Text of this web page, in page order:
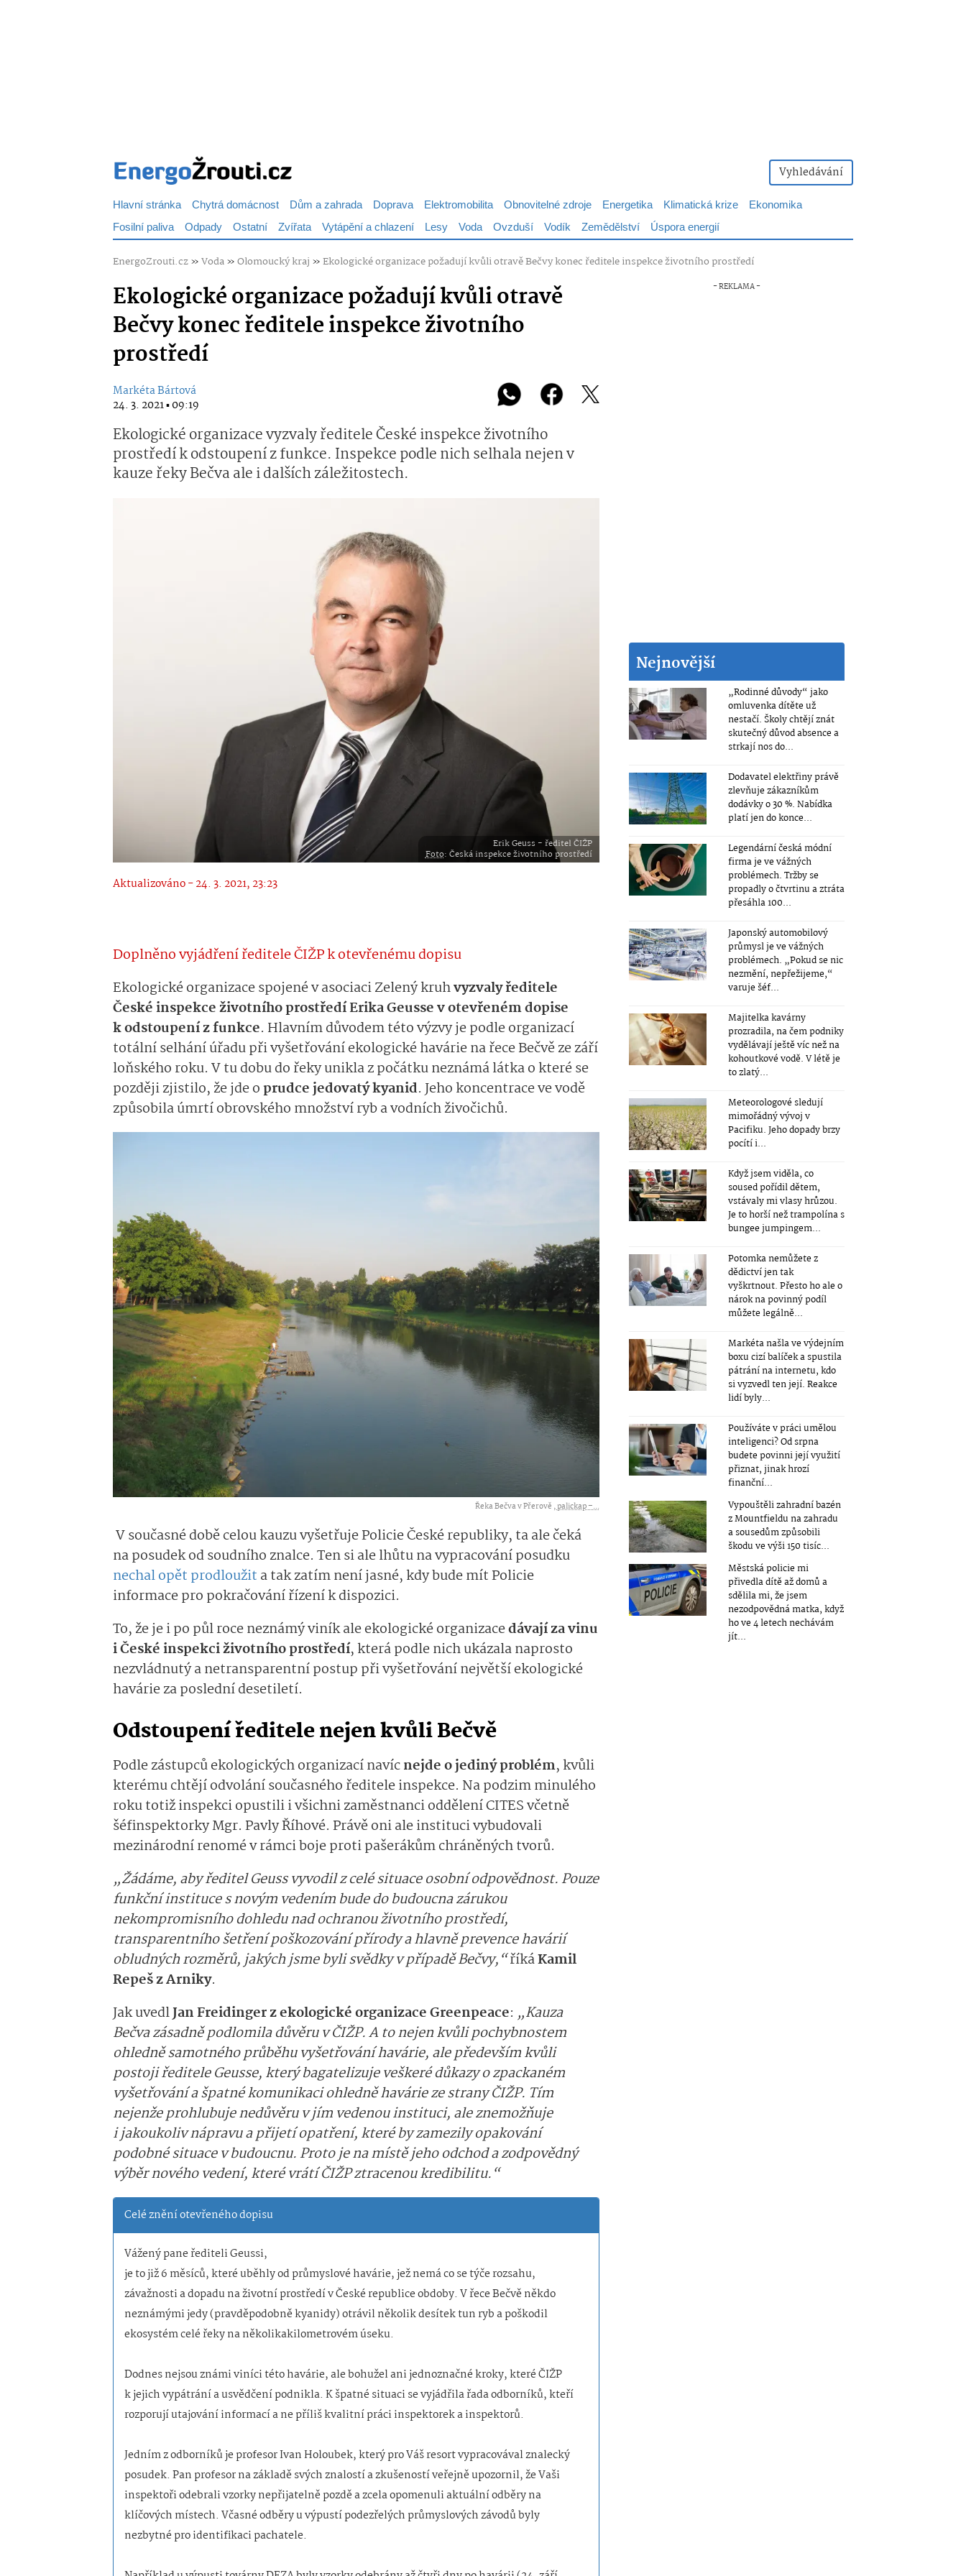
Vyhledávání
Hlavní stránka Chytrá domácnost Dům a zahrada Doprava Elektromobilita Obnovitelné zdroje Energetika Klimatická krize
Ekonomika
Fosilní paliva Odpady Ostatní Zvířata Vytápění a chlazení Lesy Voda Ovzduší Vodík Zemědělství Úspora energií
EnergoZrouti.cz»Voda»Olomoucký kraj »Ekologické organizace požadují kvůli otravě Bečvy konec ředitele inspekce životního prostředí
Ekologické organizace požadují kvůli otravě
Bečvy konec ředitele inspekce životního
prostředí
Markéta Bártová
24. 3. 2021 ▪ 09:19
Ekologické organizace vyzvaly ředitele České inspekce životního
prostředí k odstoupení z funkce. Inspekce podle nich selhala nejen v
kauze řeky Bečva ale i dalších záležitostech.
Erik Geuss - ředitel ČIŽP
Foto: Česká inspekce životního prostředí
Aktualizováno - 24. 3. 2021, 23:23
Doplněno vyjádření ředitele ČIŽP k otevřenému dopisu
Ekologické organizace spojené v asociaci Zelený kruhvyzvaly ředitele
České inspekce životního prostředí Erika Geusse v otevřeném dopise
k odstoupení z funkce. Hlavním důvodem této výzvy je podle organizací
totální selhání úřadu při vyšetřování ekologické havárie na řece Bečvě ze září
loňského roku. V tu dobu do řeky unikla z počátku neznámá látka o které se
později zjistilo, že jde oprudce jedovatý kyanid. Jeho koncentrace ve vodě
způsobila úmrtí obrovského množství ryb a vodních živočichů.
Řeka Bečva v Přerově ,palickap –...
V současné době celou kauzu vyšetřuje Policie České republiky, ta ale čeká
na posudek od soudního znalce. Ten si ale lhůtu na vypracování posudku
nechal opět prodloužit a tak zatím není jasné, kdy bude mít Policie
informace pro pokračování řízení k dispozici.
To, že je i po půl roce neznámý viník ale ekologické organizacedávají za vinu
i České inspekci životního prostředí, která podle nich ukázala naprosto
nezvládnutý a netransparentní postup při vyšetřování největší ekologické
havárie za poslední desetiletí.
Odstoupení ředitele nejen kvůli Bečvě
Podle zástupců ekologických organizací navícnejde o jediný problém, kvůli
kterému chtějí odvolání současného ředitele inspekce. Na podzim minulého
roku totiž inspekci opustili i všichni zaměstnanci oddělení CITES včetně
šéfinspektorky Mgr. Pavly Říhové. Právě oni ale instituci vybudovali
mezinárodní renomé v rámci boje proti pašerákům chráněných tvorů.
„Žádáme, aby ředitel Geuss vyvodil z celé situace osobní odpovědnost. Pouze
funkční instituce s novým vedením bude do budoucna zárukou
nekompromisního dohledu nad ochranou životního prostředí,
transparentního šetření poškozování přírody a hlavně prevence havárií
obludných rozměrů, jakých jsme byli svědky v případě Bečvy,“říkáKamil
Repeš z Arniky.
Jak uvedlJan Freidinger z ekologické organizace Greenpeace: „Kauza
Bečva zásadně podlomila důvěru v ČIŽP. A to nejen kvůli pochybnostem
ohledně samotného průběhu vyšetřování havárie, ale především kvůli
postoji ředitele Geusse, který bagatelizuje veškeré důkazy o zpackaném
vyšetřování a špatné komunikaci ohledně havárie ze strany ČIŽP. Tím
nejenže prohlubuje nedůvěru v jím vedenou instituci, ale znemožňuje
i jakoukoliv nápravu a přijetí opatření, které by zamezily opakování
podobné situace v budoucnu. Proto je na místě jeho odchod a zodpovědný
výběr nového vedení, které vrátí ČIŽP ztracenou kredibilitu.“
Celé znění otevřeného dopisu
Vážený pane řediteli Geussi,
je to již 6 měsíců, které uběhly od průmyslové havárie, jež nemá co se týče rozsahu,
závažnosti a dopadu na životní prostředí v České republice obdoby. V řece Bečvě někdo
neznámými jedy (pravděpodobně kyanidy) otrávil několik desítek tun ryb a poškodil
ekosystém celé řeky na několikakilome­trovém úseku.
Dodnes nejsou známi viníci této havárie, ale bohužel ani jednoznačné kroky, které ČIŽP
k jejich vypátrání a usvědčení podnikla. K špatné situaci se vyjádřila řada odborníků, kteří
rozporují utajování informací a ne příliš kvalitní práci inspektorek a inspektorů.
Jedním z odborníků je profesor Ivan Holoubek, který pro Váš resort vypracovával znalecký
posudek. Pan profesor na základě svých znalostí a zkušeností veřejně upozornil, že Vaši
inspektoři odebrali vzorky nepřijatelně pozdě a zcela opomenuli aktuální odběry na
klíčových místech. Včasné odběry u výpustí podezřelých průmyslových závodů byly
nezbytné pro identifikaci pachatele.
Nejnovější
„Rodinné důvody“ jako
omluvenka dítěte už
nestačí. Školy chtějí znát
skutečný důvod absence a
strkají nos do...
Dodavatel elektřiny právě
zlevňuje zákazníkům
dodávky o 30 %. Nabídka
platí jen do konce...
Legendární česká módní
firma je ve vážných
problémech. Tržby se
propadly o čtvrtinu a ztráta
přesáhla 100...
Japonský automobilový
průmysl je ve vážných
problémech. „Pokud se nic
nezmění, nepřežijeme,“
varuje šéf...
Majitelka kavárny
prozradila, na čem podniky
vydělávají ještě víc než na
kohoutkové vodě. V létě je
to zlatý...
Meteorologové sledují
mimořádný vývoj v
Pacifiku. Jeho dopady brzy
pocítí i...
Když jsem viděla, co
soused pořídil dětem,
vstávaly mi vlasy hrůzou.
Je to horší než trampolína s
bungee jumpingem...
Potomka nemůžete z
dědictví jen tak
vyškrtnout. Přesto ho ale o
nárok na povinný podíl
můžete legálně...
Markéta našla ve výdejním
boxu cizí balíček a spustila
pátrání na internetu, kdo
si vyzvedl ten její. Reakce
lidí byly...
Používáte v práci umělou
inteligenci? Od srpna
budete povinni její využití
přiznat, jinak hrozí
finanční...
Vypouštěli zahradní bazén
z Mountfieldu na zahradu
a sousedům způsobili
škodu ve výši 150 tisíc...
Městská policie mi
přivedla dítě až domů a
sdělila mi, že jsem
nezodpovědná matka, když
ho ve 4 letech nechávám
jít...